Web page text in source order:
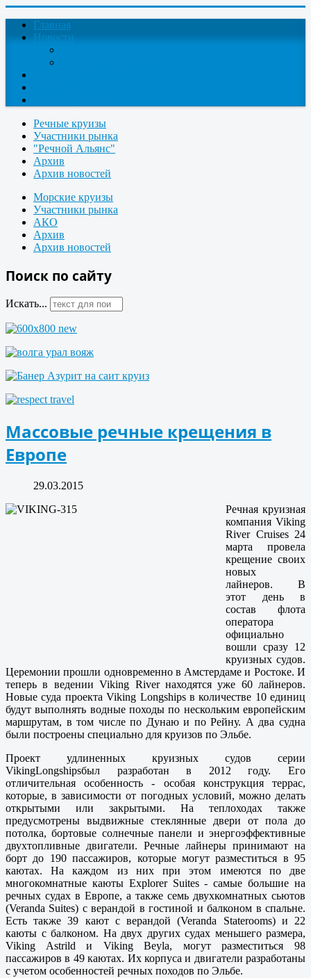
Главная
Новости
Речные круизы
Участники рынка
"Речной Альянс"
Архив
Архив новостей
Морские круизы
Участники рынка
АКО
Архив
Архив новостей
Поиск по сайту
Искать...
Массовые речные крещения в
Европе
29.03.2015
Речная круизная
компания Viking
River Cruises 24
марта провела
крещение своих
новых
лайнеров. В
этот день в
состав флота
оператора
официально
вошли сразу 12
круизных судов.
Церемонии прошли одновременно в Амстердаме и Ростоке. И
теперь в ведении Viking River находятся уже 60 лайнеров.
Новые суда проекта Viking Longships в количестве 10 единиц
будут выполнять водные походы по нескольким европейским
маршрутам, в том числе по Дунаю и по Рейну. А два судна
были построены специально для круизов по Эльбе.
Проект удлиненных круизных судов серии
VikingLongshipsбыл разработан в 2012 году. Его
отличительная особенность - особая конструкция террас,
которые, в зависимости от погодных условий, можно делать
открытыми или закрытыми. На теплоходах также
предусмотрены выдвижные стеклянные двери от пола до
потолка, бортовые солнечные панели и энергоэффективные
двухтопливные двигатели. Речные лайнеры принимают на
борт до 190 пассажиров, которые могут разместиться в 95
каютах. На каждом из них при этом имеются по две
многокомнатные каюты Explorer Suites - самые большие на
речных судах в Европе, а также семь двухкомнатных сьютов
(Veranda Suites) с верандой в гостиной и балконом в спальне.
Есть также 39 кают с верандой (Veranda Staterooms) и 22
каюты с балконом. На двух других судах меньшего размера,
Viking Astrild и Viking Beyla, могут разместиться 98
пассажиров в 49 каютах. Их корпуса и двигатели разработаны
с учетом особенностей речных походов по Эльбе.